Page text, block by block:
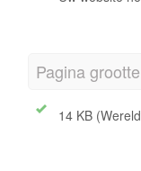
Pagina grootte
14 KB